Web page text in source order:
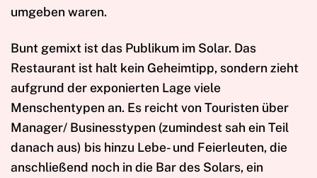
umgeben waren.
Bunt gemixt ist das Publikum im Solar. Das
Restaurant ist halt kein Geheimtipp, sondern zieht
aufgrund der exponierten Lage viele
Menschentypen an. Es reicht von Touristen über
Manager/ Businesstypen (zumindest sah ein Teil
danach aus) bis hinzu Lebe- und Feierleuten, die
anschließend noch in die Bar des Solars, ein